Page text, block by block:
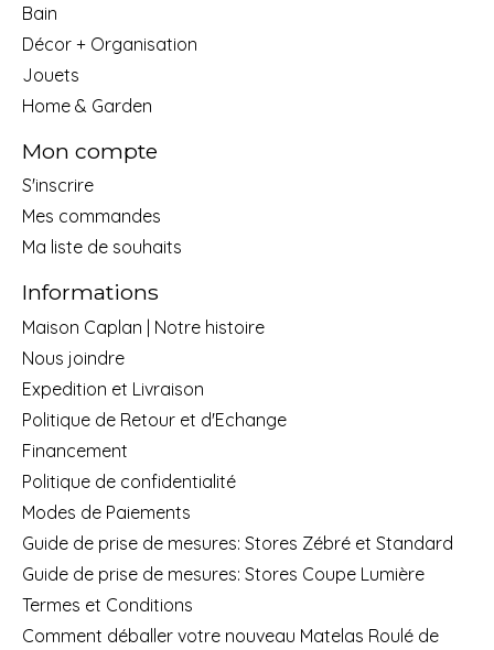
Bain
Décor + Organisation
Jouets
Home & Garden
Mon compte
S'inscrire
Mes commandes
Ma liste de souhaits
Informations
Maison Caplan | Notre histoire
Nous joindre
Expedition et Livraison
Politique de Retour et d'Echange
Financement
Politique de confidentialité
Modes de Paiements
Guide de prise de mesures: Stores Zébré et Standard
Guide de prise de mesures: Stores Coupe Lumière
Termes et Conditions
Comment déballer votre nouveau Matelas Roulé de